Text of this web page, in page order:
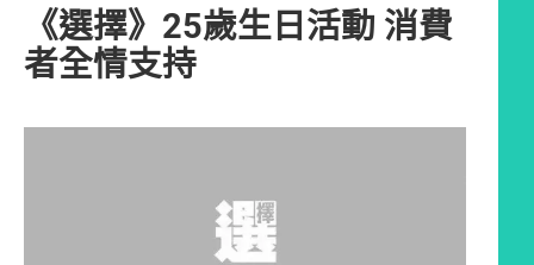
《選擇》25歲生日活動 消費
者全情支持